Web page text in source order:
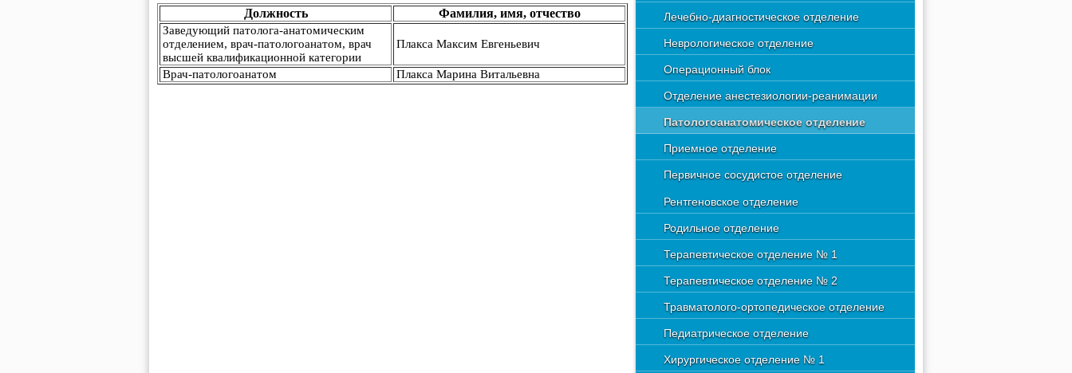
Лечебно-диагностическое отделение
Неврологическое отделение
Операционный блок
Отделение анестезиологии-реанимации
Патологоанатомическое отделение
Приемное отделение
Первичное сосудистое отделение
Рентгеновское отделение
Родильное отделение
Терапевтическое отделение № 1
Терапевтическое отделение № 2
Травматолого-ортопедическое отделение
Педиатрическое отделение
Хирургическое отделение № 1
Должность Фамилия, имя, отчество
Заведующий патолога-анатомическим
отделением, врач-патологоанатом, врач
высшей квалификационной категории
Плакса Максим Евгеньевич
Врач-патологоанатом Плакса Марина Витальевна